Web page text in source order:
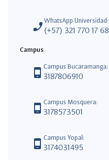
phone_enabled WhatsApp Universidad:
(+57) 321 770 17 68
Campus
phone_android Campus Bucaramanga:
3187806910
phone_android Campus Mosquera:
3178573501
phone_android Campus Yopal:
3174031495